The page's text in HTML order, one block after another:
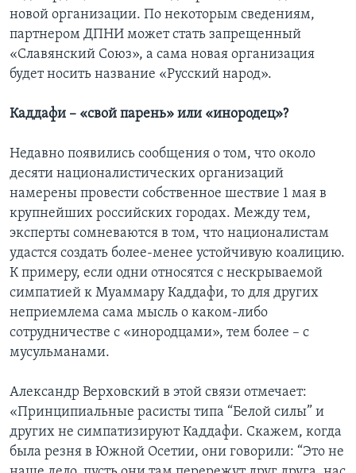
новой организации. По некоторым сведениям,
партнером ДПНИ может стать запрещенный
«Славянский Союз», а сама новая организация
будет носить название «Русский народ».
Каддафи – «свой парень» или «инородец»?
Недавно появились сообщения о том, что около
десяти националистических организаций
намерены провести собственное шествие 1 мая в
крупнейших российских городах. Между тем,
эксперты сомневаются в том, что националистам
удастся создать более-менее устойчивую коалицию.
К примеру, если одни относятся с нескрываемой
симпатией к Муаммару Каддафи, то для других
неприемлема сама мысль о каком-либо
сотрудничестве с «инородцами», тем более – с
мусульманами.
Александр Верховский в этой связи отмечает:
«Принципиальные расисты типа “Белой силы” и
других не симпатизируют Каддафи. Скажем, когда
была резня в Южной Осетии, они говорили: “Это не